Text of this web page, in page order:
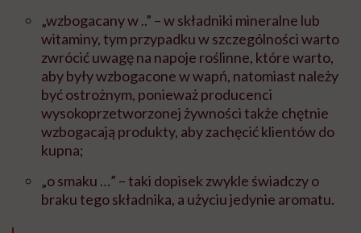
„wzbogacany w ..” – w składniki mineralne lub
witaminy, tym przypadku w szczególności warto
zwrócić uwagę na napoje roślinne, które warto,
aby były wzbogacone w wapń, natomiast należy
być ostrożnym, ponieważ producenci
wysokoprzetworzonej żywności także chętnie
wzbogacają produkty, aby zachęcić klientów do
kupna;
„o smaku …” – taki dopisek zwykle świadczy o
braku tego składnika, a użyciu jedynie aromatu.